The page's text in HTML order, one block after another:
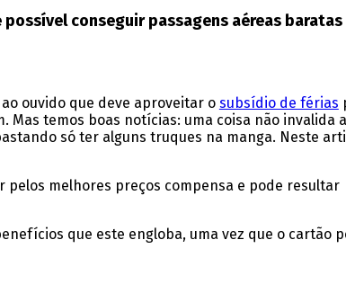
possível conseguir passagens aéreas baratas
ouvido que deve aproveitar o subsídio de férias
Mas temos boas notícias: uma coisa não invalida a
só ter alguns truques na manga. Neste
pelos melhores preços compensa e pode resultar
que este engloba, uma vez que o cartão